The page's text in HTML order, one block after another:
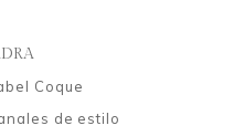
Coque
de estilo